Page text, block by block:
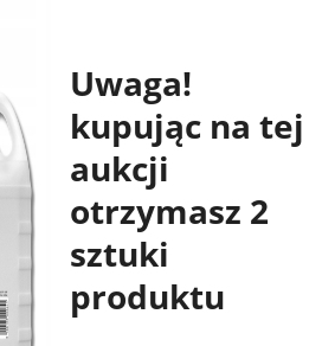
Uwaga!
kupując na tej
aukcji
otrzymasz 2
sztuki
produktu